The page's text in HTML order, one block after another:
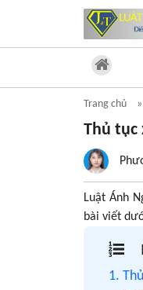
Trang chủ
Thủ tục
Luật Ánh
bài viết
1.